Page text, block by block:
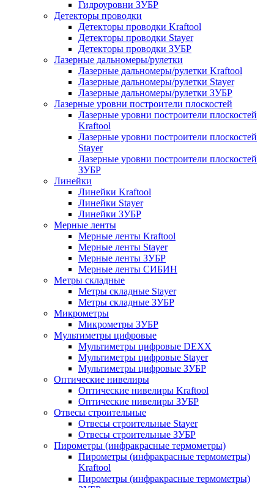
Гидроуровни ЗУБР
Детекторы проводки
Детекторы проводки Kraftool
Детекторы проводки Stayer
Детекторы проводки ЗУБР
Лазерные дальномеры/рулетки
Лазерные дальномеры/рулетки Kraftool
Лазерные дальномеры/рулетки Stayer
Лазерные дальномеры/рулетки ЗУБР
Лазерные уровни построители плоскостей
Лазерные уровни построители плоскостей
Kraftool
Лазерные уровни построители плоскостей
Stayer
Лазерные уровни построители плоскостей
ЗУБР
Линейки
Линейки Kraftool
Линейки Stayer
Линейки ЗУБР
Мерные ленты
Мерные ленты Kraftool
Мерные ленты Stayer
Мерные ленты ЗУБР
Мерные ленты СИБИН
Метры складные
Метры складные Stayer
Метры складные ЗУБР
Микрометры
Микрометры ЗУБР
Мультиметры цифровые
Мультиметры цифровые DEXX
Мультиметры цифровые Stayer
Мультиметры цифровые ЗУБР
Оптические нивелиры
Оптические нивелиры Kraftool
Оптические нивелиры ЗУБР
Отвесы строительные
Отвесы строительные Stayer
Отвесы строительные ЗУБР
Пирометры (инфракрасные термометры)
Пирометры (инфракрасные термометры)
Kraftool
Пирометры (инфракрасные термометры)